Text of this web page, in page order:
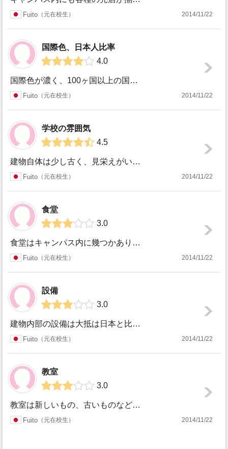
Fuito 元在校生 2014/11/22
国際色、日本人比率
4.0
国際色が濃く、100ヶ国以上の国々からの留学生が集まっていたので、非常に沢山の国の方と話せたり、知り合いになれたりしたので大変勉強になりました。イギリスだ...
Fuito 元在校生 2014/11/22
学校の雰囲気
4.5
建物自体は少し古く、見栄えがいいとは言えないかも知れませんが、内装は綺麗で清潔感があります。スタッフ達もノンビリしていて、リラックスした雰囲気です。Nor...
Fuito 元在校生 2014/11/22
食堂
3.0
食堂はキャンパス内に幾つかありました。1番よく行ったのが、一階にあった学食です。当時は、あまり綺麗とは言えませんでしたが、憩いの場の様な感じだった思い出が...
Fuito 元在校生 2014/11/22
設備
3.0
建物内部の設備は大抵は日本と比べて旧式です。空調はエアコンではなく、セントラルヒーティング、冷房なし、プロジェクタはOHPでしたが、特に不便は感じませんで...
Fuito 元在校生 2014/11/22
教室
3.0
教室は新しいもの、古いものなどありますが、全体的にそれほど不満はなく、綺麗だったと思います。日本の大学は大きな教室が多いですが、大きな教室はそんなに多くは...
Fuito 元在校生 2014/11/22